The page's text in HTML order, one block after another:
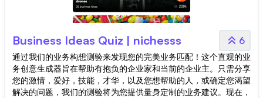
Business Ideas Quiz | nichesss 6
通过我们的业务构想测验来发现您的完美业务匹配！这个直观的业
务创意生成器旨在帮助有抱负的企业家和当前的企业主。只需分享
您的激情，爱好，技能，才华，以及您想帮助的人，或确定您渴望
解决的问题，我们的测验将为您提供量身定制的业务建议。现在，